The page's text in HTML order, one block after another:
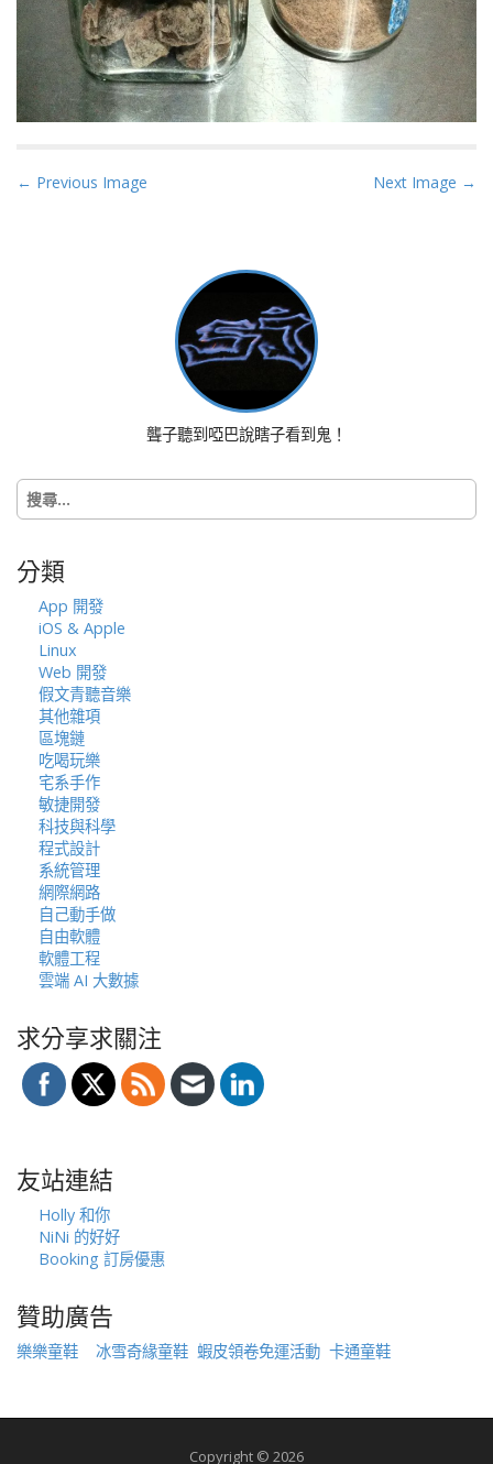
P
i
o
n
← Previous Image Next Image →
聾子聽到啞巴說瞎子看到鬼！
搜
尋
字:
分類
App 開發
iOS & Apple
Linux
Web 開發
假文青聽音樂
其他雜項
區塊鏈
吃喝玩樂
宅系手作
敏捷開發
科技與科學
程式設計
系統管理
網際網路
自己動手做
自由軟體
軟體工程
雲端 AI 大數據
求分享求關注
友站連結
Holly 和你
NiNi 的好好
Booking 訂房優惠
贊助廣告
樂樂童鞋 冰雪奇緣童鞋 蝦皮領卷免運活動 卡通童鞋
Copyright © 2026